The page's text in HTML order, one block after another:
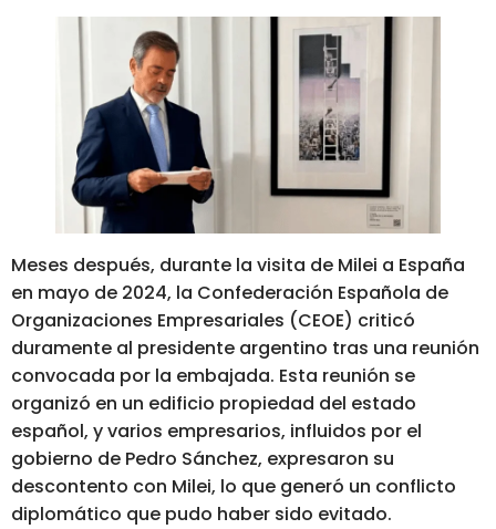
Meses después, durante la visita de Milei a España
en mayo de 2024, la Confederación Española de
Organizaciones Empresariales (CEOE) criticó
duramente al presidente argentino tras una reunión
convocada por la embajada. Esta reunión se
organizó en un edificio propiedad del estado
español, y varios empresarios, influidos por el
gobierno de Pedro Sánchez, expresaron su
descontento con Milei, lo que generó un conflicto
diplomático que pudo haber sido evitado.